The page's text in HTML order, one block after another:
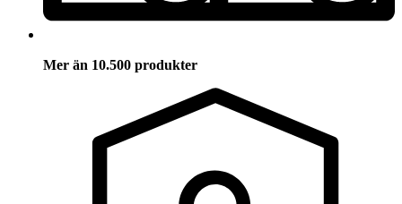
Mer än 10.500 produkter